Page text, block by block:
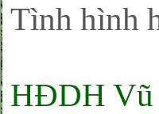
Tình hình
HĐDH Vũ